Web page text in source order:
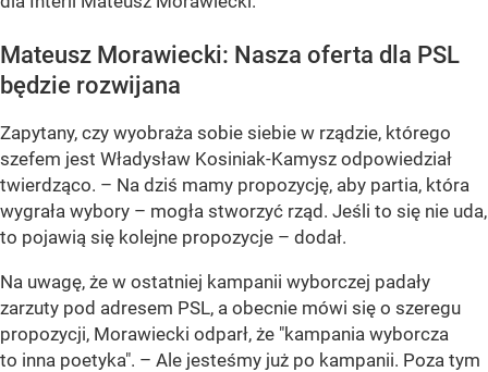
Mateusz Morawiecki: Nasza oferta dla PSL
będzie rozwijana
Zapytany, czy wyobraża sobie siebie w rządzie, którego
szefem jest Władysław Kosiniak-Kamysz odpowiedział
twierdząco. – Na dziś mamy propozycję, aby partia, która
wygrała wybory – mogła stworzyć rząd. Jeśli to się nie uda,
to pojawią się kolejne propozycje – dodał.
Na uwagę, że w ostatniej kampanii wyborczej padały
zarzuty pod adresem PSL, a obecnie mówi się o szeregu
propozycji, Morawiecki odparł, że "kampania wyborcza
to inna poetyka". – Ale jesteśmy już po kampanii. Poza tym